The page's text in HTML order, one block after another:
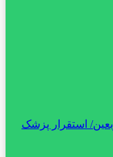
اربعین/ استقرار پزشک